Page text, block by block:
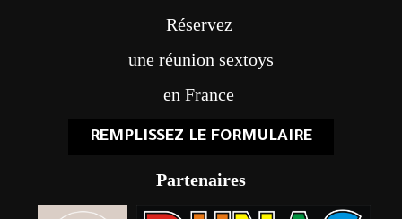
Réservez
une réunion sextoys
en France
REMPLISSEZ LE FORMULAIRE
Partenaires